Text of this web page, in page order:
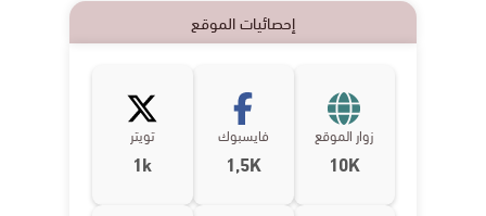
إحصائيات الموقع
زوار الموقع
10K
فايسبوك
1,5K
تويتر
1k